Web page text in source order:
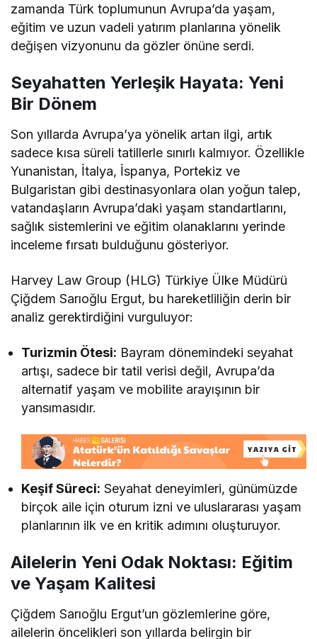
zamanda Türk toplumunun Avrupa’da yaşam,
eğitim ve uzun vadeli yatırım planlarına yönelik
değişen vizyonunu da gözler önüne serdi.
Seyahatten Yerleşik Hayata: Yeni
Bir Dönem
Son yıllarda Avrupa’ya yönelik artan ilgi, artık
sadece kısa süreli tatillerle sınırlı kalmıyor. Özellikle
Yunanistan, İtalya, İspanya, Portekiz ve
Bulgaristan gibi destinasyonlara olan yoğun talep,
vatandaşların Avrupa’daki yaşam standartlarını,
sağlık sistemlerini ve eğitim olanaklarını yerinde
inceleme fırsatı bulduğunu gösteriyor.
Harvey Law Group (HLG) Türkiye Ülke Müdürü
Çiğdem Sarıoğlu Ergut, bu hareketliliğin derin bir
analiz gerektirdiğini vurguluyor:
Turizmin Ötesi: Bayram dönemindeki seyahat
artışı, sadece bir tatil verisi değil, Avrupa’da
alternatif yaşam ve mobilite arayışının bir
yansımasıdır.
Keşif Süreci: Seyahat deneyimleri, günümüzde
birçok aile için oturum izni ve uluslararası yaşam
planlarının ilk ve en kritik adımını oluşturuyor.
Ailelerin Yeni Odak Noktası: Eğitim
ve Yaşam Kalitesi
Çiğdem Sarıoğlu Ergut’un gözlemlerine göre,
ailelerin öncelikleri son yıllarda belirgin bir